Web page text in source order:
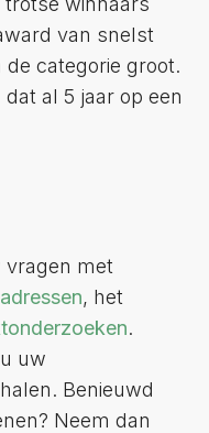
van snelst
categorie groot.
al 5 jaar op een
vragen met
, het
.
uw
Benieuwd
Neem dan